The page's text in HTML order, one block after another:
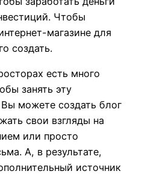
Чтобы
магазине для
создать.
есть много
занять эту
можете создать блог
свои взгляды на
или просто
А, в результате,
источник